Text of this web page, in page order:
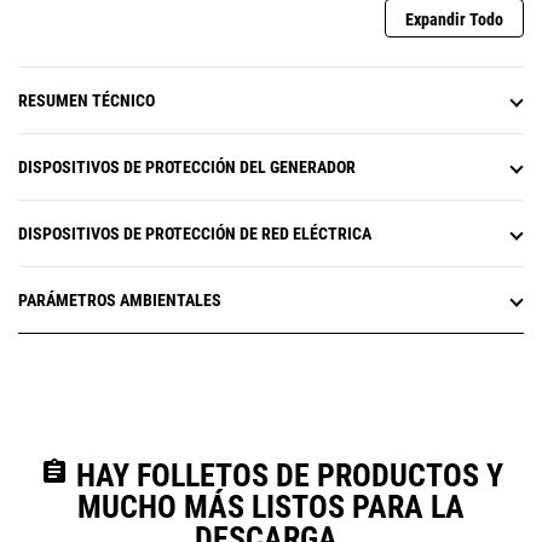
Expandir Todo
RESUMEN TÉCNICO
DISPOSITIVOS DE PROTECCIÓN DEL GENERADOR
DISPOSITIVOS DE PROTECCIÓN DE RED ELÉCTRICA
PARÁMETROS AMBIENTALES
assignment HAY FOLLETOS DE PRODUCTOS Y
MUCHO MÁS LISTOS PARA LA